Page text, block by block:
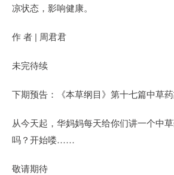
凉状态，影响健康。
作 者 | 周君君
未完待续
下期预告：《本草纲目》第十七篇中草
从今天起，华妈妈每天给你们讲一个中
吗？开始喽……
敬请期待